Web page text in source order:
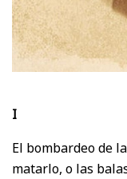
I
El bombardeo de
matarlo, o las